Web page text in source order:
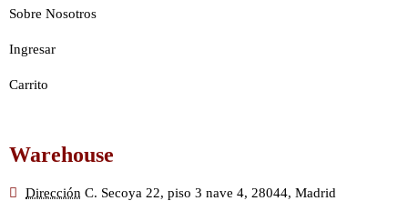
Sobre Nosotros
Ingresar
Carrito
Warehouse
Dirección C. Secoya 22, piso 3 nave 4, 28044, Madrid